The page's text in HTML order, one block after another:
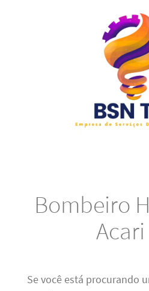
Bombeiro
Acari
Se você está procurando